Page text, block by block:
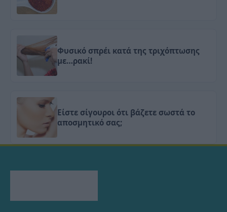
Φυσικό σπρέι κατά της τριχόπτωσης
με…ρακί!
Είστε σίγουροι ότι βάζετε σωστά το
αποσμητικό σας;